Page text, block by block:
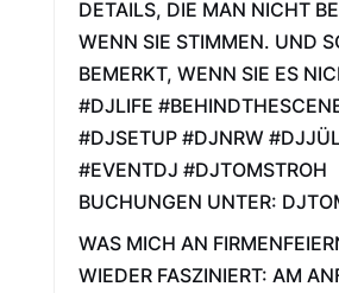
DETAILS, DIE MAN NICHT
WENN SIE STIMMEN. UND
BEMERKT, WENN SIE ES
#DJLIFE
#DJSETUP #DJNRW
#EVENTDJ #DJTOMSTROH
BUCHUNGEN UNTER:
WAS MICH AN
WIEDER FASZINIERT: AM